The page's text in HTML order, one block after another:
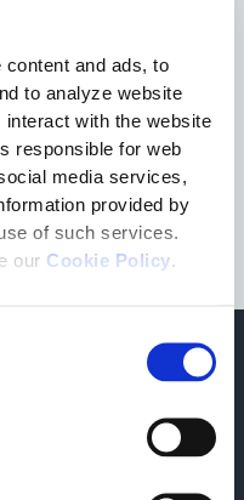
and ads, to
to analyze website
with the website
responsible for web
media services,
provided by
of such services.
our Cookie Policy.
y favorecer la
en línea con los
Green Deal)
a 2030, una parte
en la Unión
eficiente desde el
de los recursos,
materiales reciclados.